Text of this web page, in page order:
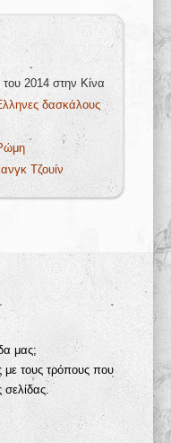
του 2014 στην Κίνα
δασκάλους
Τζουίν
μας;
με τους τρόπους που
σελίδας.